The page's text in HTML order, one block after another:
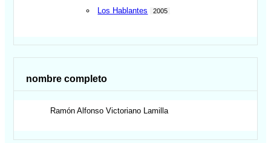
Los Hablantes 2005
nombre completo
Ramón Alfonso Victoriano Lamilla